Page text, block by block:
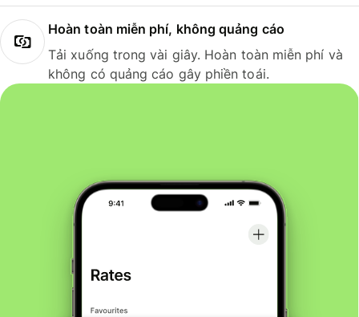
Hoàn toàn miễn phí, không quảng cáo
Tải xuống trong vài giây. Hoàn toàn miễn phí và
không có quảng cáo gây phiền toái.